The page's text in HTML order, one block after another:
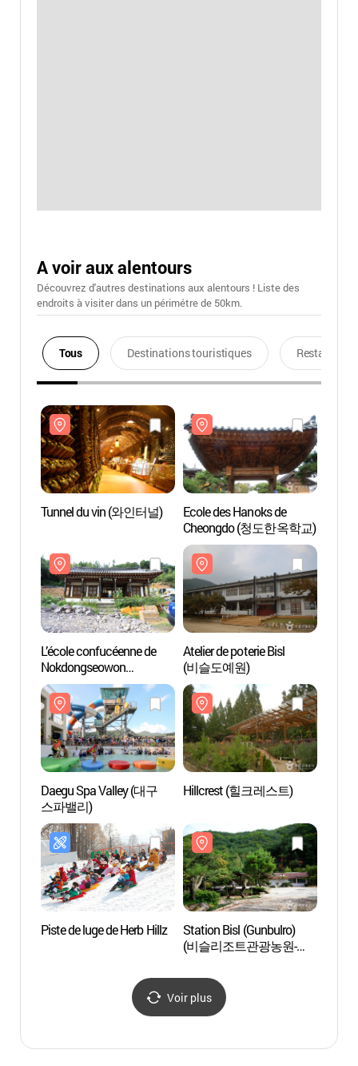
A voir aux alentours
Découvrez d'autres destinations aux alentours ! Liste des
endroits à visiter dans un périmétre de 50km.
Tous Destinations touristiques Restaurants
Tunnel du vin (와인터널)
Ecole des Hanoks de
Cheongdo (청도한옥학교)
L’école confucéenne de
Nokdongseowon
(녹동서원)
Atelier de poterie Bisl
(비슬도예원)
Daegu Spa Valley (대구
스파밸리)
Hillcrest (힐크레스트)
Piste de luge de Herb Hillz
Station Bisl (Gunbulro)
(비슬리조트관광농원-
Voir plus